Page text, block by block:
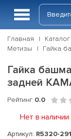
Главная Каталог
Метизы
Гайка
Гайка
задней
Рейтинг 0.0
Нет в наличии
Артикул: R5320-